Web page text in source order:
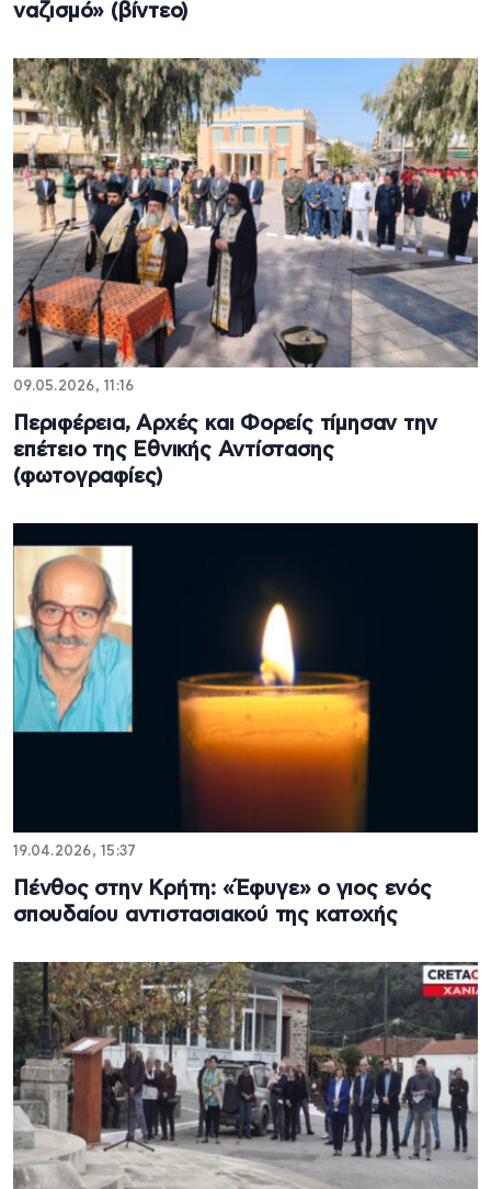
ναζισμό» (βίντεο)
09.05.2026, 11:16
Περιφέρεια, Αρχές και Φορείς τίμησαν την
επέτειο της Εθνικής Αντίστασης
(φωτογραφίες)
19.04.2026, 15:37
Πένθος στην Κρήτη: «Έφυγε» ο γιος ενός
σπουδαίου αντιστασιακού της κατοχής